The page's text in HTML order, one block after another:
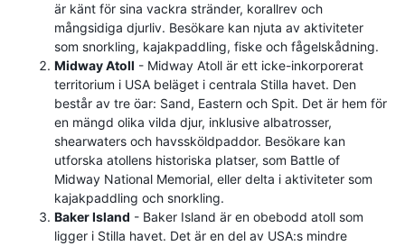
är känt för sina vackra stränder, korallrev och
mångsidiga djurliv. Besökare kan njuta av aktiviteter
som snorkling, kajakpaddling, fiske och fågelskådning.
Midway Atoll - Midway Atoll är ett icke-inkorporerat
territorium i USA beläget i centrala Stilla havet. Den
består av tre öar: Sand, Eastern och Spit. Det är hem för
en mängd olika vilda djur, inklusive albatrosser,
shearwaters och havssköldpaddor. Besökare kan
utforska atollens historiska platser, som Battle of
Midway National Memorial, eller delta i aktiviteter som
kajakpaddling och snorkling.
Baker Island - Baker Island är en obebodd atoll som
ligger i Stilla havet. Det är en del av USA:s mindre